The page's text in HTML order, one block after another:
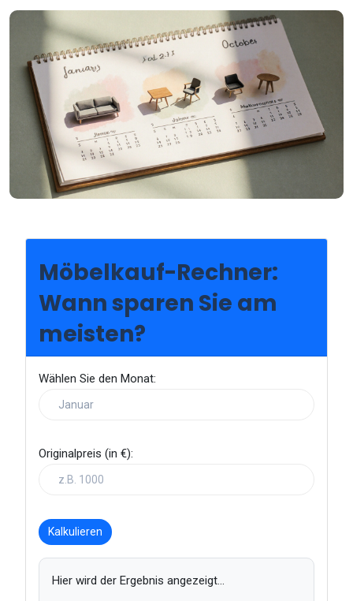
Möbelkauf-Rechner:
Wann sparen Sie am
meisten?
Wählen Sie den Monat:
Originalpreis (in €):
Kalkulieren
Hier wird der Ergebnis angezeigt...